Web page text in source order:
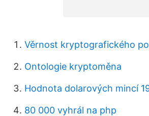
Věrnost kryptografického
Ontologie kryptoměna
Hodnota dolarových mincí
80 000 vyhrál na php